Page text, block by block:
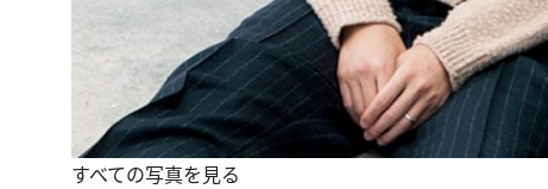
すべての写真を見る